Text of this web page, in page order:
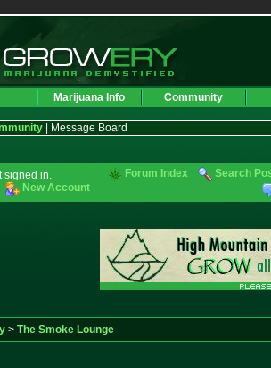
Marijuana Info Community
| Message Board
signed in.
New Account
Forum Index Search
> The Smoke Lounge